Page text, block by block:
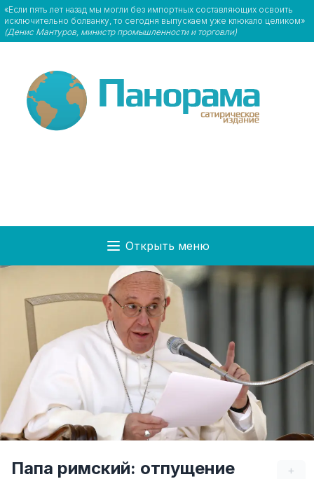
«Если пять лет назад мы могли без импортных составляющих освоить
исключительно болванку, то сегодня выпускаем уже клюкало целиком»
(Денис Мантуров, министр промышленности и торговли)
Открыть меню
+
Папа римский: отпущение